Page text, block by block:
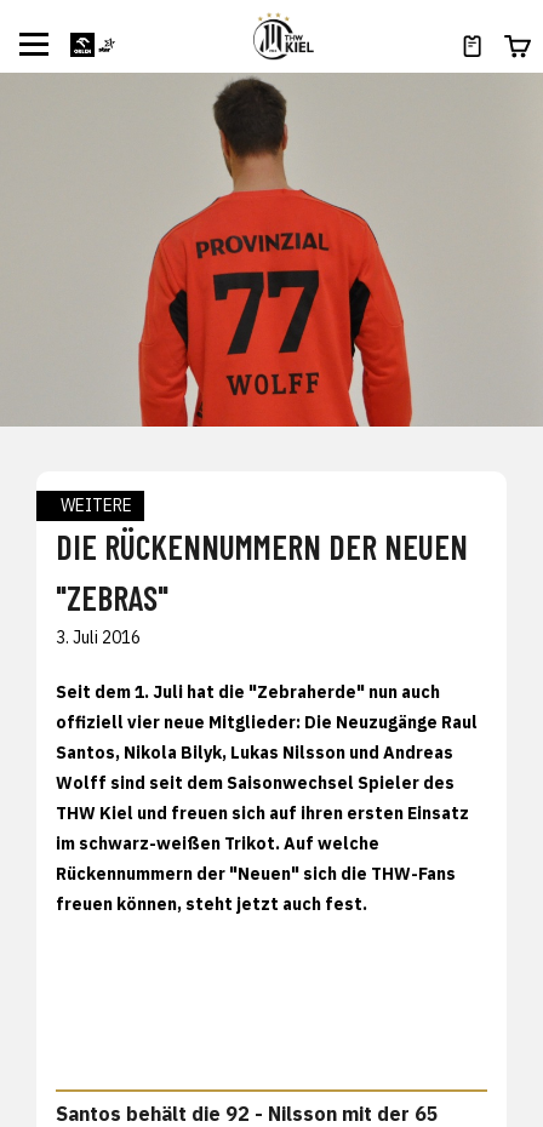
WEITERE
DIE RÜCKENNUMMERN DER NEUEN
"ZEBRAS"
3. Juli 2016
Seit dem 1. Juli hat die "Zebraherde" nun auch
offiziell vier neue Mitglieder: Die Neuzugänge Raul
Santos, Nikola Bilyk, Lukas Nilsson und Andreas
Wolff sind seit dem Saisonwechsel Spieler des
THW Kiel und freuen sich auf ihren ersten Einsatz
im schwarz-weißen Trikot. Auf welche
Rückennummern der "Neuen" sich die THW-Fans
freuen können, steht jetzt auch fest.
Santos behält die 92 - Nilsson mit der 65